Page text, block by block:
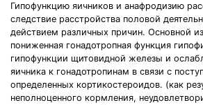
Гипофункцию яичников и анафродизию
следствие расстройства половой
действием различных причин. Основной
пониженная гонадотропная функция
гипофункции щитовидной железы и
яичника к гонадотропинам в связи с
определенных кортикостероидов. (как
неполноценного кормления,